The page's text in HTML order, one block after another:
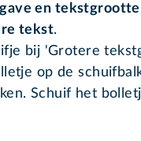
en tekstgrootte
tekst.
bij 'Grotere
op de
Schuif het